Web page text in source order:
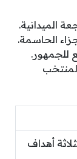
الميدانية.
الحاسمة.
للجمهور.
أهداف